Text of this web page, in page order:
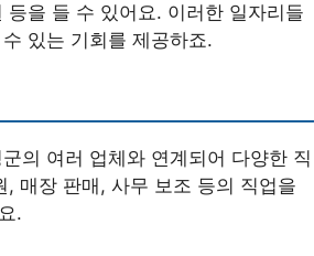
을 들 수 있어요. 이러한 일자리들
있는 기회를 제공하죠.
의 여러 업체와 연계되어 다양한 직
매장 판매, 사무 보조 등의 직업을
.